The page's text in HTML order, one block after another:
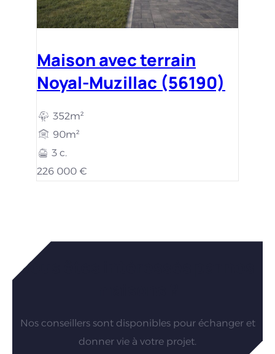
Maison avec terrain
Noyal-Muzillac (56190)
352m²
90m²
3 c.
226 000 €
Vous êtes intéressés par nos
Nos conseillers sont disponibles pour échanger et
donner vie à votre projet.